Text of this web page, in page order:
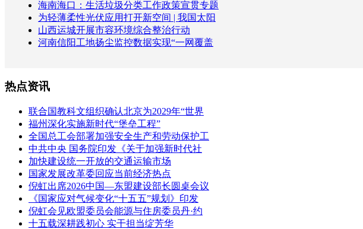
海南海口：生活垃圾分类工作政策宣贯专题
为轻薄柔性光伏应用打开新空间 | 我国太阳
山西运城开展市容环境综合整治行动
河南信阳工地扬尘监控数据实现“一网覆盖
热点资讯
联合国教科文组织确认北京为2029年“世界
福州深化实施新时代“堡垒工程”
全国总工会部署加强安全生产和劳动保护工
中共中央 国务院印发《关于加强新时代社
加快建设统一开放的交通运输市场
国家发展改革委回应当前经济热点
倪虹出席2026中国—东盟建设部长圆桌会议
《国家应对气候变化“十五五”规划》印发
倪虹会见欧盟委员会能源与住房委员丹·约
十五载深耕践初心 实干担当绽芳华